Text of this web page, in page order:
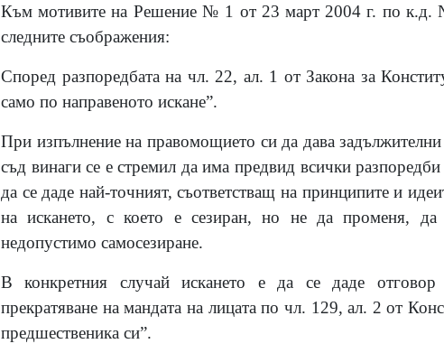
Към мотивите на Решение № 1 от 23 март 2004 г. по к.д.
следните съображения:
Според разпоредбата на чл. 22, ал. 1 от Закона за
само по направеното искане”.
При изпълнение на правомощието си да дава
съд винаги се е стремил да има предвид всички
да се даде най-точният, съответстващ на принципите и
на искането, с което е сезиран, но не да променя, да
недопустимо самосезиране.
В конкретния случай искането е да се даде
прекратяване на мандата на лицата по чл. 129, ал. 2 от
предшественика си”.